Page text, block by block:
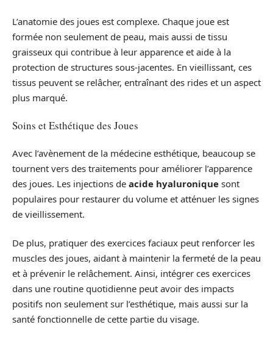
L’anatomie des joues est complexe. Chaque joue est
formée non seulement de peau, mais aussi de tissu
graisseux qui contribue à leur apparence et aide à la
protection de structures sous-jacentes. En vieillissant, ces
tissus peuvent se relâcher, entraînant des rides et un aspect
plus marqué.
Soins et Esthétique des Joues
Avec l’avènement de la médecine esthétique, beaucoup se
tournent vers des traitements pour améliorer l’apparence
des joues. Les injections de acide hyaluronique sont
populaires pour restaurer du volume et atténuer les signes
de vieillissement.
De plus, pratiquer des exercices faciaux peut renforcer les
muscles des joues, aidant à maintenir la fermeté de la peau
et à prévenir le relâchement. Ainsi, intégrer ces exercices
dans une routine quotidienne peut avoir des impacts
positifs non seulement sur l’esthétique, mais aussi sur la
santé fonctionnelle de cette partie du visage.